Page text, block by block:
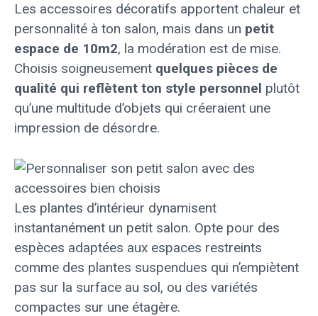
Les accessoires décoratifs apportent chaleur et
personnalité à ton salon, mais dans un petit
espace de 10m2, la modération est de mise.
Choisis soigneusement quelques pièces de
qualité qui reflètent ton style personnel plutôt
qu’une multitude d’objets qui créeraient une
impression de désordre.
Les plantes d’intérieur dynamisent
instantanément un petit salon. Opte pour des
espèces adaptées aux espaces restreints
comme des plantes suspendues qui n’empiètent
pas sur la surface au sol, ou des variétés
compactes sur une étagère.